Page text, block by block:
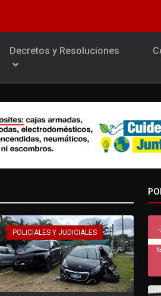
Decretos y Resoluciones
POLICIALES Y JUDICIALES